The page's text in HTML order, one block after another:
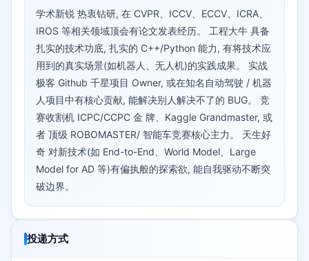
学术新锐 热衷钻研, 在 CVPR、ICCV、ECCV、ICRA、
IROS 等相关领域顶会有论文发表经历。 工程大牛 具备
扎实的技术功底, 扎实的 C++/Python 能力, 有将技术应
用到的真实场景(如机器人、无人机)的实践成果。 实战
极客 Github 千星项目 Owner, 或在知名自动驾驶 / 机器
人项目中有核心贡献, 能解决别人解决不了的 BUG。 竞
赛收割机 ICPC/CCPC 金 牌、Kaggle Grandmaster, 或
者 顶级 ROBOMASTER/ 智能车竞赛核心主力。 天生好
奇 对新技术(如 End-to-End、World Model、Large
Model for AD 等)有偏执般的探索欲, 能自我驱动不断突
破边界。
投递方式